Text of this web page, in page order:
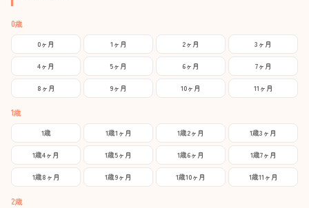
0歳
0ヶ月 1ヶ月 2ヶ月 3ヶ月
4ヶ月 5ヶ月 6ヶ月 7ヶ月
8ヶ月 9ヶ月 10ヶ月 11ヶ月
1歳
1歳 1歳1ヶ月 1歳2ヶ月 1歳3ヶ月
1歳4ヶ月 1歳5ヶ月 1歳6ヶ月 1歳7ヶ月
1歳8ヶ月 1歳9ヶ月 1歳10ヶ月 1歳11ヶ月
2歳